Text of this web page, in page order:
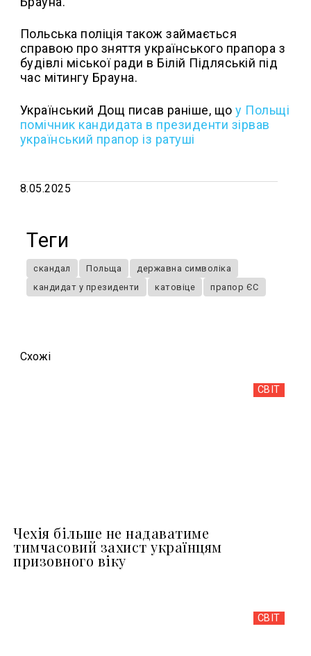
Польська поліція також займається
справою про зняття українського прапора з
будівлі міської ради в Білій Підляській під
час мітингу Брауна.
Український Дощ писав раніше, щоу Польщі
помічник кандидата в президенти зірвав
український прапор із ратуші
8.05.2025
Теги
скандал Польща
державна символіка
кандидат у президенти
катовіце прапор ЄС
Схожi
СВІТ
Чехія більше не надаватиме
тимчасовий захист українцям
призовного віку
СВІТ